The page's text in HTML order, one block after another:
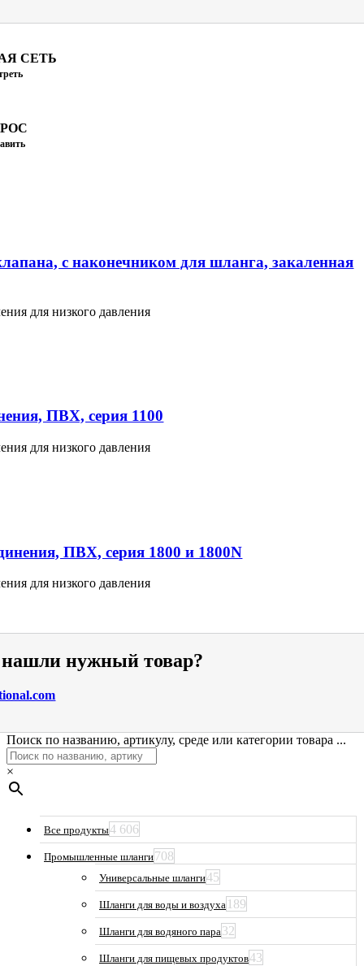
СЕТЬ
с наконечником для шланга, закаленная
для низкого давления
ПВХ, серия 1100
для низкого давления
ПВХ, серия 1800 и 1800N
для низкого давления
нужный товар?
Поиск по названию, артикулу, среде или категории товара ...
×
Все продукты4 606
Промышленные шланги708
Универсальные шланги45
Шланги для воды и воздуха 189
Шланги для водяного пара32
Шланги для пищевых продуктов43